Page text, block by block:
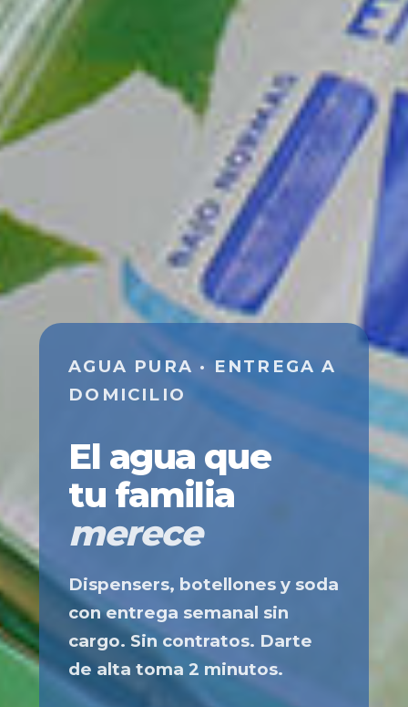
AGUA PURA · ENTREGA A
DOMICILIO
El agua que
tu familia
merece
Dispensers, botellones y soda
con entrega semanal sin
cargo. Sin contratos. Darte
de alta toma 2 minutos.